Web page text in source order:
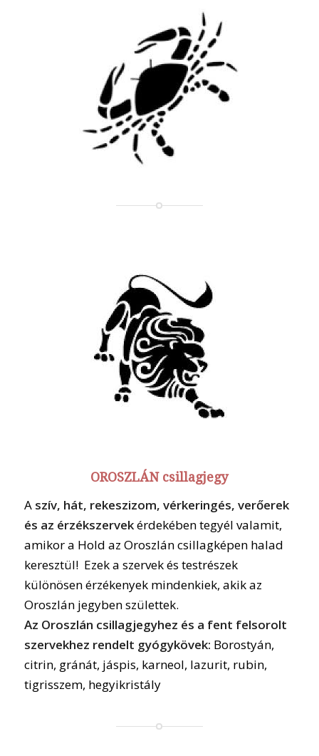
OROSZLÁN csillagjegy
A szív, hát, rekeszizom, vérkeringés, verőerek
és az érzékszervekérdekében tegyél valamit,
amikor a Hold az Oroszlán csillagképen halad
keresztül! Ezek a szervek és testrészek
különösen érzékenyek mindenkiek, akik az
Oroszlán jegyben születtek.
Az Oroszlán csillagjegyhez és a fent felsorolt
szervekhez rendelt gyógykövek: Borostyán,
citrin, gránát, jáspis, karneol, lazurit, rubin,
tigrisszem, hegyikristály